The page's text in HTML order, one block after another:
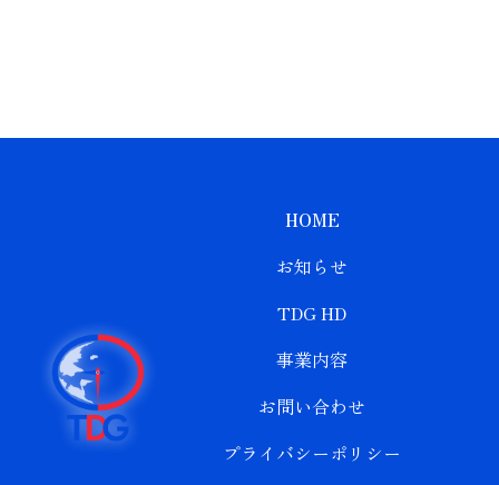
HOME
お知らせ
TDG HD
事業内容
お問い合わせ
プライバシーポリシー